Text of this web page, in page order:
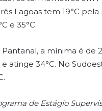
Lagoas tem 19°C
e 35°C.
a mínima é de
e atinge 34°C. No
de Estágio